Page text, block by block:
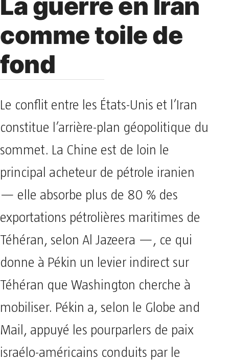
comme toile de
fond
Le conflit entre les États-Unis et l’Iran
constitue l’arrière-plan géopolitique du
sommet. La Chine est de loin le
principal acheteur de pétrole iranien
— elle absorbe plus de 80 % des
exportations pétrolières maritimes de
Téhéran, selon Al Jazeera —, ce qui
donne à Pékin un levier indirect sur
Téhéran que Washington cherche à
mobiliser. Pékin a, selon le Globe and
Mail, appuyé les pourparlers de paix
israélo-américains conduits par le